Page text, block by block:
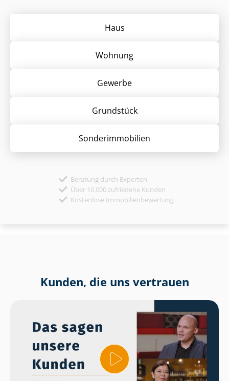
Haus
Wohnung
Gewerbe
Grund­stück
Sonder­immobilien
Beratung durch Experten
Über 10.000 zufriedene Kunden
Kostenlose Immobilienbewertung
Kunden, die uns vertrauen